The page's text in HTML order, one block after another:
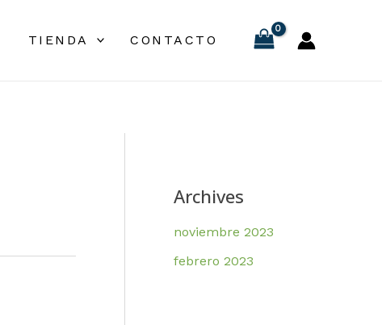
TIENDA CONTACTO
Archives
noviembre 2023
febrero 2023